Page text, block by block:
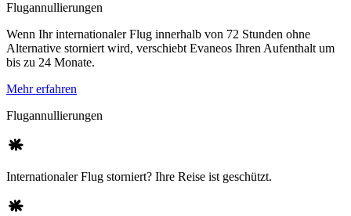
Flugannullierungen
Wenn Ihr internationaler Flug innerhalb von 72 Stunden ohne
Alternative storniert wird, verschiebt Evaneos Ihren Aufenthalt um
bis zu 24 Monate.
Mehr erfahren
Flugannullierungen
Internationaler Flug storniert? Ihre Reise ist geschützt.